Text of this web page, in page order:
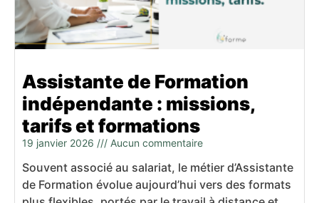
Assistante de Formation
indépendante : missions,
tarifs et formations
19 janvier 2026 Aucun commentaire
Souvent associé au salariat, le métier d’Assistante
de Formation évolue aujourd’hui vers des formats